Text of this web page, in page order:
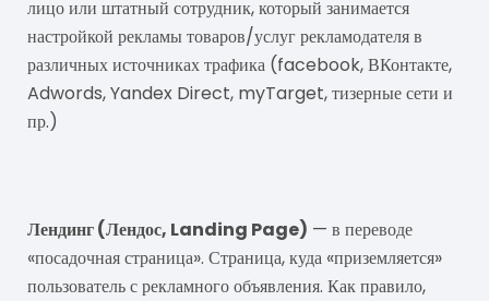
лицо или штатный сотрудник, который занимается
настройкой рекламы товаров/услуг рекламодателя в
различных источниках трафика (facebook, ВКонтакте,
Adwords, Yandex Direct, myTarget, тизерные сети и
пр.)
Лендинг (Лендос, Landing Page) — в переводе
«посадочная страница». Страница, куда «приземляется»
пользователь с рекламного объявления. Как правило,